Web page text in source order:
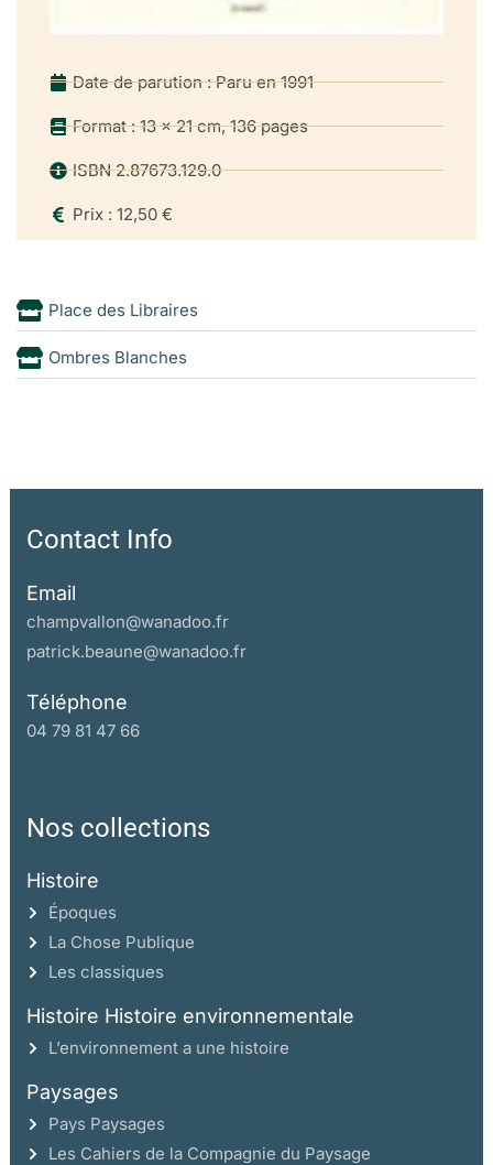
Date de parution : Paru en 1991
Format : 13 x 21 cm, 136 pages
ISBN 2.87673.129.0
Prix : 12,50 €
Place des Libraires
Ombres Blanches
Contact Info
Email
champvallon@wanadoo.fr
patrick.beaune@wanadoo.fr
Téléphone
04 79 81 47 66
Nos collections
Histoire
Époques
La Chose Publique
Les classiques
Histoire Histoire environnementale
L’environnement a une histoire
Paysages
Pays Paysages
Les Cahiers de la Compagnie du Paysage